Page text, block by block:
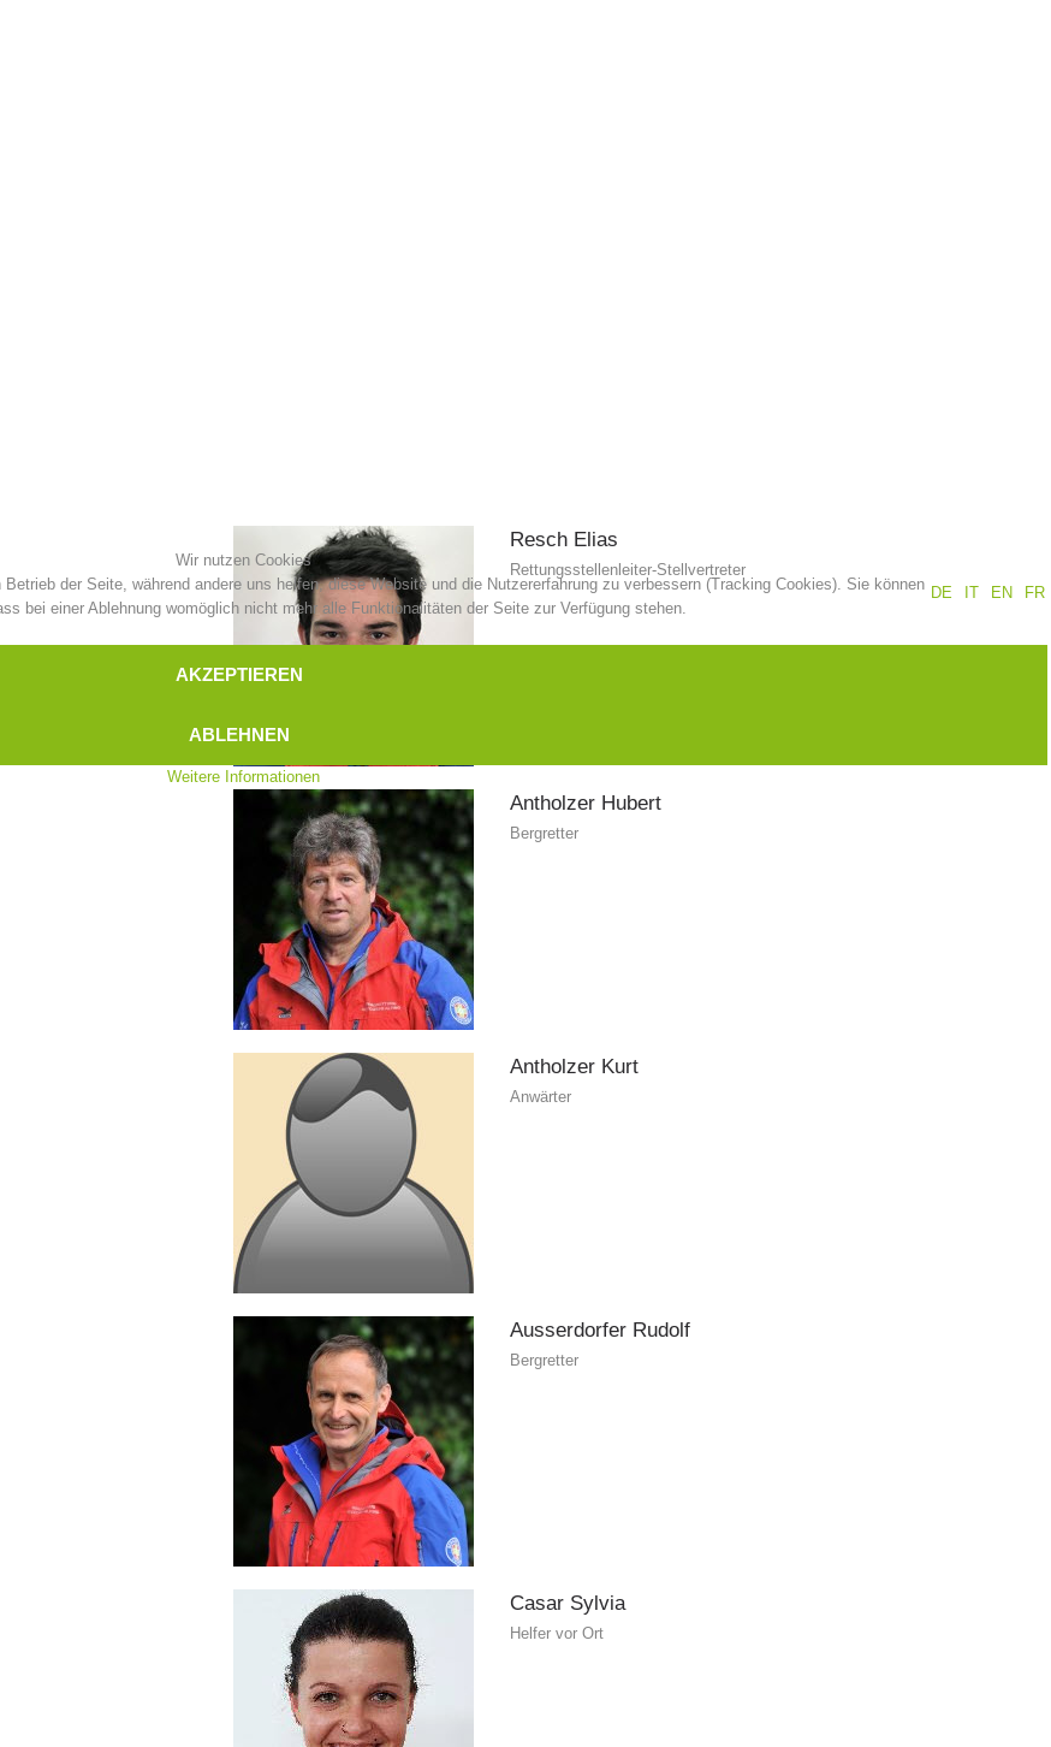
Resch Elias
Rettungsstellenleiter-Stellvertreter
Antholzer Hubert
Bergretter
Antholzer Kurt
Anwärter
Ausserdorfer Rudolf
Bergretter
Casar Sylvia
Helfer vor Ort
Wir nutzen Cookies
DE
IT EN FR
der Seite, während andere uns helfen, diese Website und die Nutzererfahrung zu verbessern (Tracking Cookies). Sie können
bei einer Ablehnung womöglich nicht mehr alle Funktionalitäten der Seite zur Verfügung stehen.
AKZEPTIEREN
ABLEHNEN
Weitere Informationen